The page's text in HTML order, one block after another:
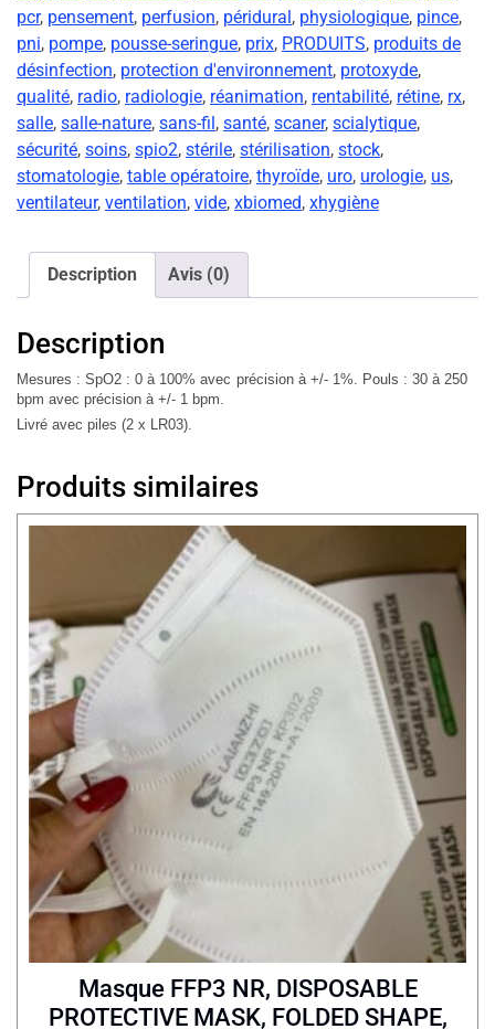
pcr, pensement, perfusion, péridural , physiologique, pince,
pni, pompe, pousse-seringue, prix, PRODUITS, produits de
désinfection, protection d'environnement, protoxyde,
qualité, radio, radiologie, réanimation, rentabilité, rétine, rx,
salle, salle-nature, sans-fil , santé, scaner, scialytique,
sécurité, soins, spio2, stérile, stérilisation, stock,
stomatologie, table opératoire, thyroïde, uro, urologie, us,
ventilateur, ventilation, vide, xbiomed, xhygiène
Description Avis (0)
Description
Mesures : SpO2 : 0 à 100% avec précision à +/- 1%. Pouls : 30 à 250
bpm avec précision à +/- 1 bpm.
Livré avec piles (2 x LR03).
Produits similaires
Masque FFP3 NR, DISPOSABLE
PROTECTIVE MASK, FOLDED SHAPE,